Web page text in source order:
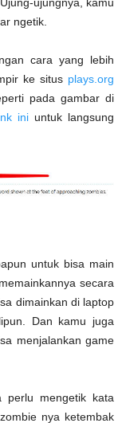
ngetik.
cara yang lebih
ke situs plays.org
pada gambar di
ini untuk langsung
untuk bisa main
secara
dimainkan di laptop
Dan kamu juga
menjalankan game
perlu mengetik kata
nya ketembak